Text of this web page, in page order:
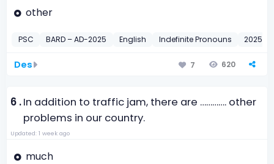
other
PSC BARD – AD-2025 English Indefinite Pronouns 2025
Des 7 620
6 .In addition to traffic jam, there are …………. other
problems in our country.
Updated: 1 week ago
much